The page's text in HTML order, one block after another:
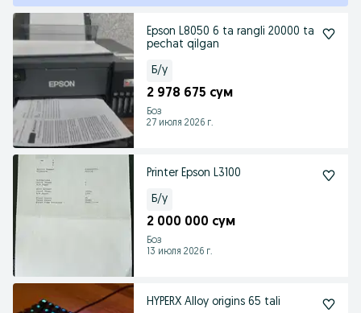
Epson L8050 6 ta rangli 20000 ta
pechat qilgan
Б/у
2 978 675 сум
Боз
27 июля 2026 г.
Printer Epson L3100
Б/у
2 000 000 сум
Боз
13 июля 2026 г.
HYPERX Alloy origins 65 tali